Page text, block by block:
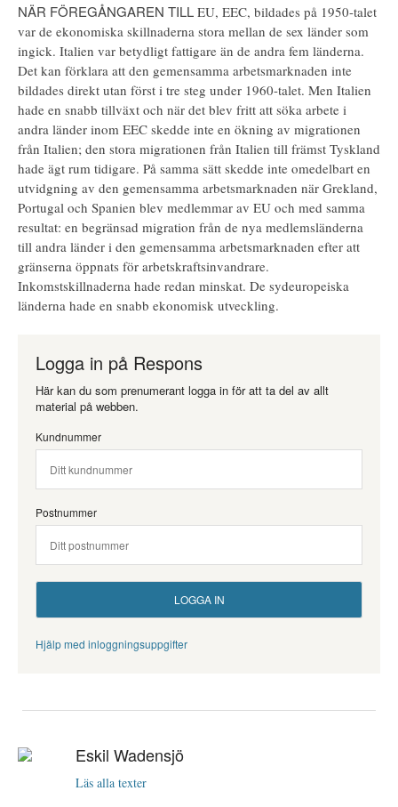
NÄR FÖREGÅNGAREN TILL EU, EEC, bildades på 1950-talet
var de ekonomiska skillnaderna stora mellan de sex länder som
ingick. Italien var betydligt fattigare än de andra fem länderna.
Det kan förklara att den gemensamma arbetsmarknaden inte
bildades direkt utan först i tre steg under 1960-talet. Men Italien
hade en snabb tillväxt och när det blev fritt att söka arbete i
andra länder inom EEC skedde inte en ökning av migrationen
från Italien; den stora migrationen från Italien till främst Tyskland
hade ägt rum tidigare. På samma sätt skedde inte omedelbart en
utvidgning av den gemensamma arbetsmarknaden när Grekland,
Portugal och Spanien blev medlemmar av EU och med samma
resultat: en begränsad migration från de nya medlemsländerna
till andra länder i den gemensamma arbetsmarknaden efter att
gränserna öppnats för arbetskraftsinvandrare.
Inkomstskillnaderna hade redan minskat. De sydeuropeiska
länderna hade en snabb ekonomisk utveckling.
Logga in på Respons
Här kan du som prenumerant logga in för att ta del av allt
material på webben.
Kundnummer
Postnummer
Hjälp med inloggningsuppgifter
Eskil Wadensjö
Läs alla texter